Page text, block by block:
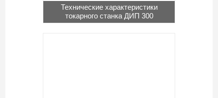
Технические характеристики
токарного станка ДИП 300